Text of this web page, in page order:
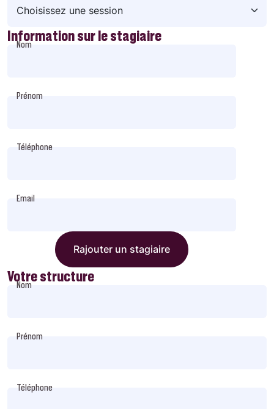
Information sur le stagiaire
Nom
Prénom
Téléphone
Email
Rajouter un stagiaire
Votre structure
Nom
Prénom
Téléphone